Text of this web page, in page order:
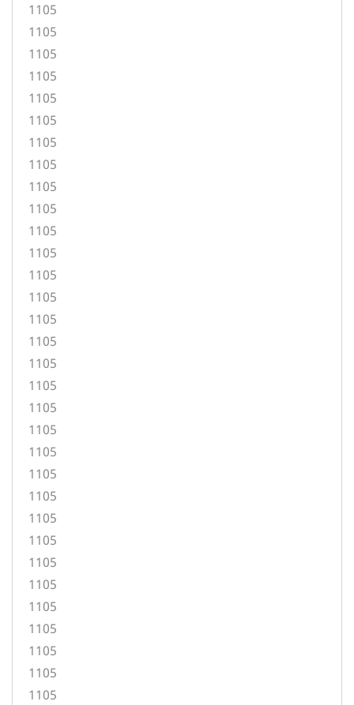
1105
1105
1105
1105
1105
1105
1105
1105
1105
1105
1105
1105
1105
1105
1105
1105
1105
1105
1105
1105
1105
1105
1105
1105
1105
1105
1105
1105
1105
1105
1105
1105